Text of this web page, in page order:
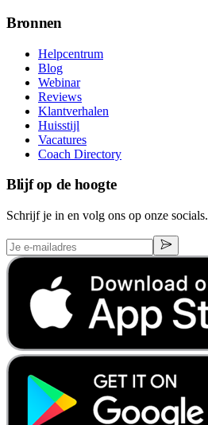
Bronnen
Helpcentrum
Blog
Webinar
Reviews
Klantverhalen
Huisstijl
Vacatures
Coach Directory
Blijf op de hoogte
Schrijf je in en volg ons op onze socials.